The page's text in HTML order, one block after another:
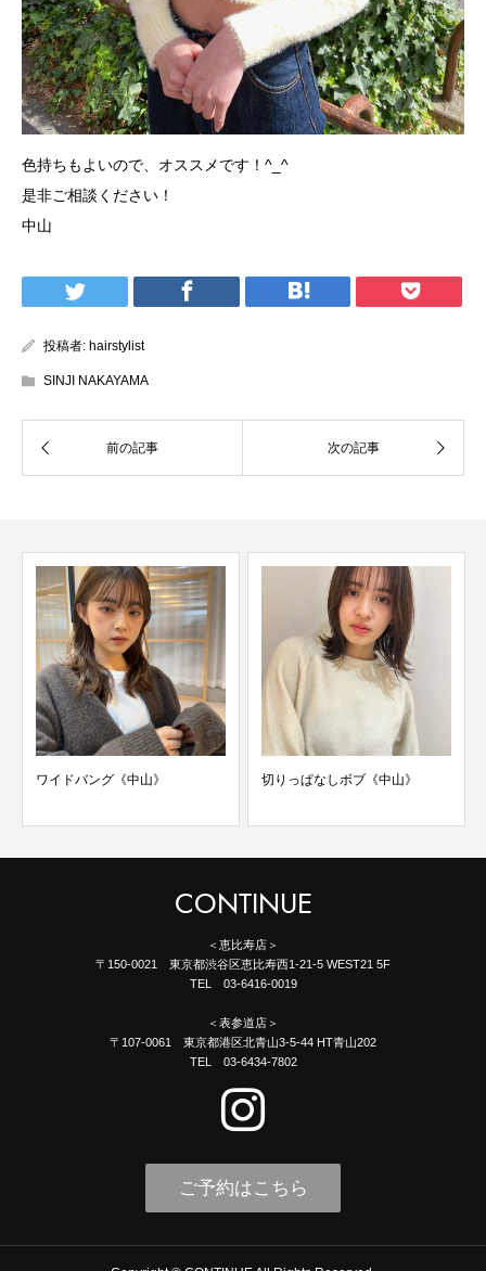
色持ちもよいので、オススメです！^_^
是非ご相談ください！
中山
投稿者: hairstylist
SINJI NAKAYAMA
ワイドバング《中山》 切りっぱなしボブ《中山》
CONTINUE
＜恵比寿店＞
〒150-0021 東京都渋谷区恵比寿西1-21-5 WEST21 5F
TEL 03-6416-0019
＜表参道店＞
〒107-0061 東京都港区北青山3-5-44 HT青山202
TEL 03-6434-7802
ご予約はこちら